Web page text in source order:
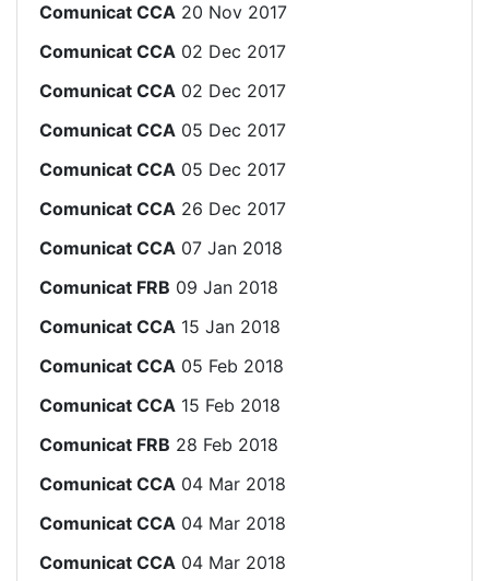
Comunicat CCA 20 Nov 2017
Comunicat CCA 02 Dec 2017
Comunicat CCA 02 Dec 2017
Comunicat CCA 05 Dec 2017
Comunicat CCA 05 Dec 2017
Comunicat CCA 26 Dec 2017
Comunicat CCA 07 Jan 2018
Comunicat FRB 09 Jan 2018
Comunicat CCA 15 Jan 2018
Comunicat CCA 05 Feb 2018
Comunicat CCA 15 Feb 2018
Comunicat FRB 28 Feb 2018
Comunicat CCA 04 Mar 2018
Comunicat CCA 04 Mar 2018
Comunicat CCA 04 Mar 2018